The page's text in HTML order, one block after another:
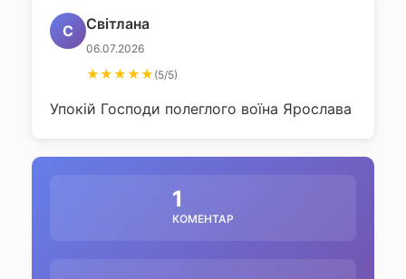
С Світлана
06.07.2026
★★★★★ (5/5)
Упокій Господи полеглого воїна Ярослава
1
КОМЕНТАР